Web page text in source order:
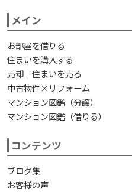
メイン
お部屋を借りる
住まいを購入する
売却｜住まいを売る
中古物件×リフォーム
マンション図鑑（分譲）
マンション図鑑（借りる）
コンテンツ
ブログ集
お客様の声